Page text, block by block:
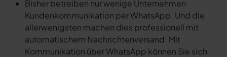
Bisher betreiben nur wenige Unternehmen
Kundenkommunikation per WhatsApp. Und die
allerwenigsten machen dies professionell mit
automatischem Nachrichtenversand. Mit
Kommunikation über WhatsApp können Sie sich